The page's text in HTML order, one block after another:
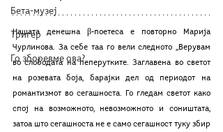
Бета-музеј
Тригер
Го зборевме ова?
Нашата денешна β-поетеса е повторно Марија
Чурлинова. За себе таа го вели следното ,,Верувам
во слободата на пеперутките. Заглавена во светот
на розевата боја, барајки дел од периодот на
романтизмот во сегашноста. Го гледам светот како
спој на возможното, невозможното и соништата,
затоа што сегашноста не е само сегашност туку збир